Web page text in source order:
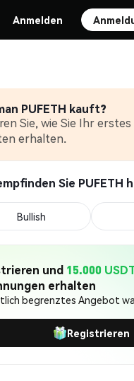
Anmelden
PUFETH kauft?
Sie, wie Sie Ihr erstes
erhalten.
Sie PUFETH
Bullish
und 15.000
erhalten
begrenztes Angebot
Registrieren